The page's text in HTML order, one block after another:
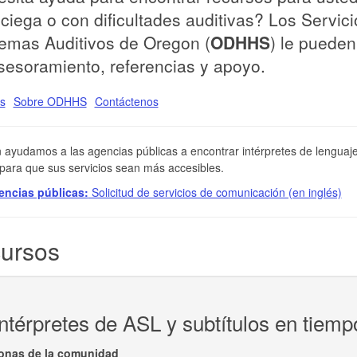
o con dificultades auditivas? Los
Auditivos de Oregon (ODHHS) le
referencias y apoyo.
Sobre ODHHS Contáctenos
ayudamos a las agencias públicas a encontrar intérpretes de
que sus servicios sean más accesibles.
públicas: Solicitud de servicios de comunicación (en inglés)
de ASL y subtítulos en
de la comunidad